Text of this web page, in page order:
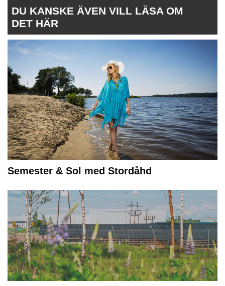
DU KANSKE ÄVEN VILL LÄSA OM
DET HÄR
Semester & Sol med Stordåhd